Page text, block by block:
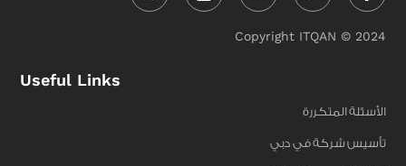
Copyright ITQAN © 2024
Useful Links
الأسئلة المتكررة
تأسيس شركة في دبي